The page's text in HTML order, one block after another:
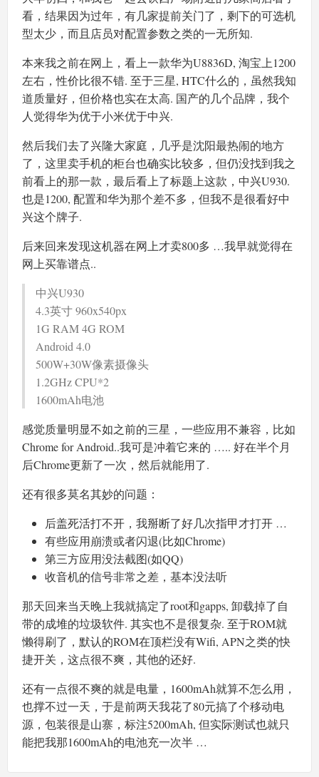
看，结果因为过年，有几家提前关门了，剩下的可选机
型太少，而且店员对配置参数之类的一无所知.
本来我之前在网上，看上一款华为U8836D, 淘宝上1200
左右，性价比很不错. 至于三星, HTC什么的，虽然我知
道质量好，但价格也实在太高. 国产的几个品牌，我个
人觉得华为优于小米优于中兴.
然后我们去了兴隆大家庭，几乎是沈阳最热闹的地方
了，这里卖手机的柜台也确实比较多，但仍没找到我之
前看上的那一款，最后看上了标题上这款，中兴U930.
也是1200, 配置和华为那个差不多，但我不是很看好中
兴这个牌子.
后来回来发现这机器在网上才卖800多 …我早就觉得在
网上买靠谱点..
中兴U930
4.3英寸 960x540px
1G RAM 4G ROM
Android 4.0
500W+30W像素摄像头
1.2GHz CPU*2
1600mAh电池
感觉质量明显不如之前的三星，一些应用不兼容，比如
Chrome for Android..我可是冲着它来的 ….. 好在半个月
后Chrome更新了一次，然后就能用了.
还有很多莫名其妙的问题：
后盖死活打不开，我掰断了好几次指甲才打开 …
有些应用崩溃或者闪退(比如Chrome)
第三方应用没法截图(如QQ)
收音机的信号非常之差，基本没法听
那天回来当天晚上我就搞定了root和gapps, 卸载掉了自
带的成堆的垃圾软件. 其实也不是很复杂. 至于ROM就
懒得刷了，默认的ROM在顶栏没有Wifi, APN之类的快
捷开关，这点很不爽，其他的还好.
还有一点很不爽的就是电量，1600mAh就算不怎么用，
也撑不过一天，于是前两天我花了80元搞了个移动电
源，包装很是山寨，标注5200mAh, 但实际测试也就只
能把我那1600mAh的电池充一次半 …